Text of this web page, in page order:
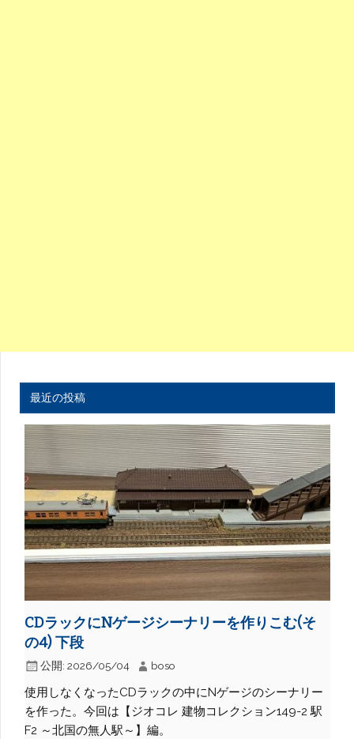
最近の投稿
CDラックにNゲージシーナリーを作りこむ(そ
の4) 下段
公開: 2026/05/04 boso
使用しなくなったCDラックの中にNゲージのシーナリー
を作った。今回は【ジオコレ 建物コレクション149-2 駅
F2 ～北国の無人駅～】編。